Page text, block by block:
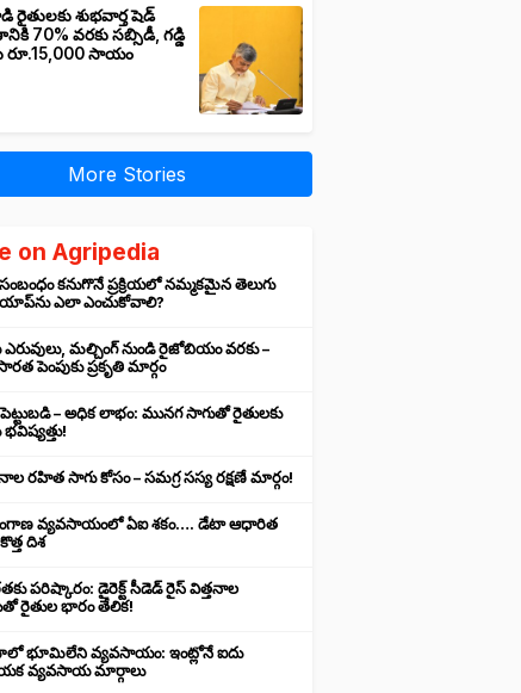
రైతులకు శుభవార్త షెడ్
70% వరకు సబ్సిడీ, గడ్డి
రూ.15,000 సాయం
More Stories
on Agripedia
కనుగొనే ప్రక్రియలో నమ్మకమైన తెలుగు
ఎలా ఎంచుకోవాలి?
మల్చింగ్ నుండి రైజోబియం వరకు –
పెంపుకు ప్రకృతి మార్గం
పెట్టుబడి – అధిక లాభం: మునగ సాగుతో రైతులకు
రహిత సాగు కోసం – సమగ్ర సస్య రక్షణే మార్గం!
వ్యవసాయంలో ఏఐ శకం…. డేటా ఆధారిత
దిశ
పరిష్కారం: డైరెక్ట్ సీడెడ్ రైస్ విత్తనాల
రైతుల భారం తేలిక!
భూమిలేని వ్యవసాయం: ఇంట్లోనే ఐదు
వ్యవసాయ మార్గాలు